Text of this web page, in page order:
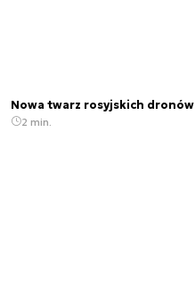
Nowa twarz rosyjskich dronów
2 min.